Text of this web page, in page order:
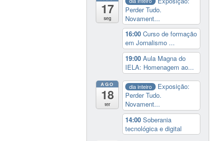
17
seg
Perder Tudo.
Novament...
16:00Curso de formação
em Jornalismo ...
19:00Aula Magna do
IELA: Homenagem ao...
AGO
18
ter
dia inteiro
Exposição:
Perder Tudo.
Novament...
14:00Soberania
tecnológica e digital